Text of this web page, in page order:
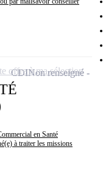
en Santé
à traiter les missions
CDINon renseigné
offre à ma sélection